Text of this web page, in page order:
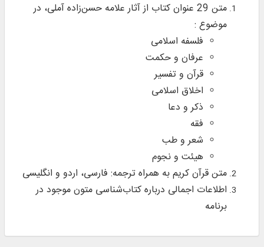
متن 29 عنوان کتاب از آثار علامه حسن‌زاده آملی، در
موضوع :
فلسفه اسلامی
عرفان و حکمت
قرآن و تفسیر
اخلاق اسلامی
ذکر و دعا
فقه
شعر و طب
هیئت و نجوم
متن قرآن کریم به همراه ترجمه: فارسی، اردو و انگلیسی
اطلاعات اجمالی درباره کتاب‌شناسی متون موجود در
برنامه